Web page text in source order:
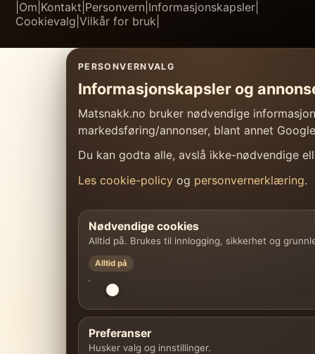
Om Kontakt Personvern Informasjonskapsler
Cookievalg Vilkår for bruk
PERSONVERNVALG
Informasjonskapsler og
Matsnakk.no bruker nødvendige
markedsføring/annonser, blant annet
Du kan godta alle, avslå ikke-nødvendige
Les cookie-policy og personvernerklæring.
Nødvendige cookies
Alltid på. Brukes til innlogging, sikkerhet og
Alltid på
Preferanser
Husker valg og innstillinger.